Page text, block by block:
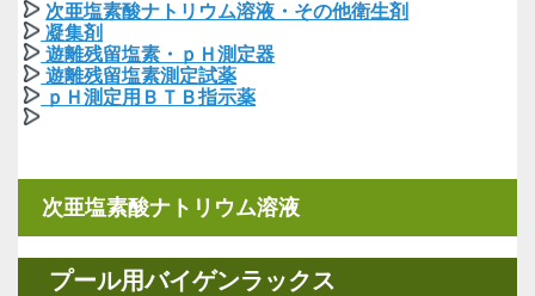
次亜塩素酸ナトリウム溶液・その他衛生剤
凝集剤
遊離残留塩素・ｐＨ測定器
遊離残留塩素測定試薬
ｐＨ測定用ＢＴＢ指示薬
次亜塩素酸ナトリウム溶液
プール用バイゲンラックス